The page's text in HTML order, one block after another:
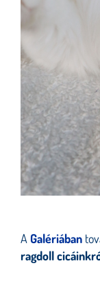
A Galériában
ragdoll